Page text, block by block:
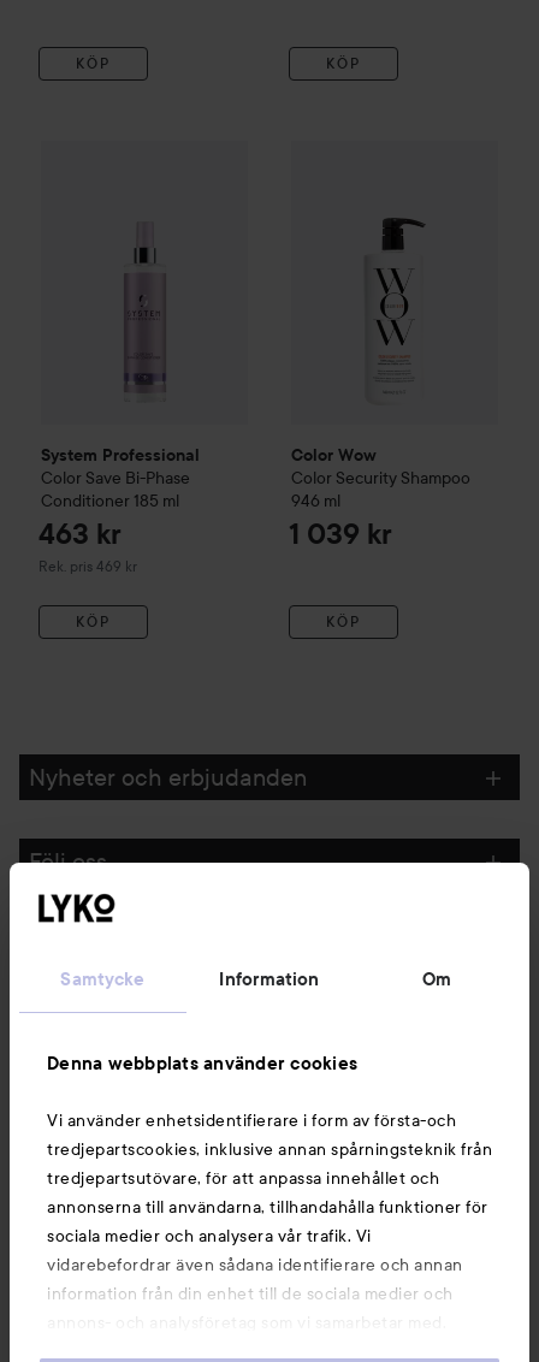
Samtycke Information Om
Denna webbplats använder cookies
Vi använder enhetsidentifierare i form av första-och
tredjepartscookies, inklusive annan spårningsteknik från
tredjepartsutövare, för att anpassa innehållet och
annonserna till användarna, tillhandahålla funktioner för
sociala medier och analysera vår trafik. Vi
vidarebefordrar även sådana identifierare och annan
information från din enhet till de sociala medier och
annons- och analysföretag som vi samarbetar med.
KÖP KÖP
System Professional
Color Save Bi-Phase
Conditioner 185 ml
463 kr
Rek. pris 469 kr
Rekommenderat pris 469 kr
KÖP
Color Wow
Color Security Shampoo
946 ml
1 039 kr
KÖP
Nyheter och erbjudanden
Följ oss
Du kanske också gillar